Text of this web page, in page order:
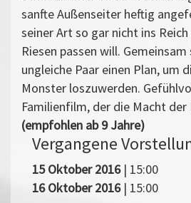
sanfte Außenseiter heftig
seiner Art so gar nicht ins
Riesen passen will.
ungleiche Paar einen Plan, um
Monster loszuwerden.
Familienfilm, der die Macht
(empfohlen ab 9 Jahre)
Vergangene
15 Oktober 2016| 15:00
16 Oktober 2016| 15:00